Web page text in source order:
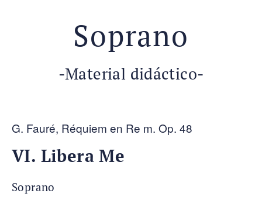
Soprano
-Material didáctico-
G. Fauré, Réquiem en Re m. Op. 48
VI. Libera Me
Soprano